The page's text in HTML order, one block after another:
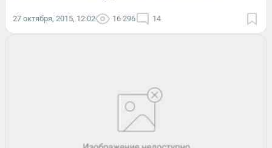
27 октября, 2015, 12:02 16 296 14